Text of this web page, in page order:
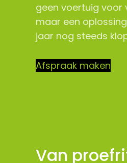
geen voertuig voor
maar een
jaar nog steeds
Afspraak maken
Van